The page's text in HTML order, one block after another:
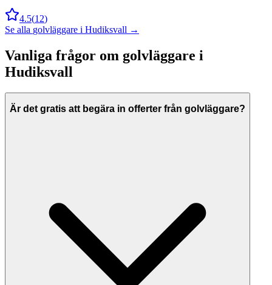
4.5(12)
Se alla golvläggare i Hudiksvall →
Vanliga frågor om golvläggare i
Hudiksvall
Är det gratis att begära in offerter från golvläggare?